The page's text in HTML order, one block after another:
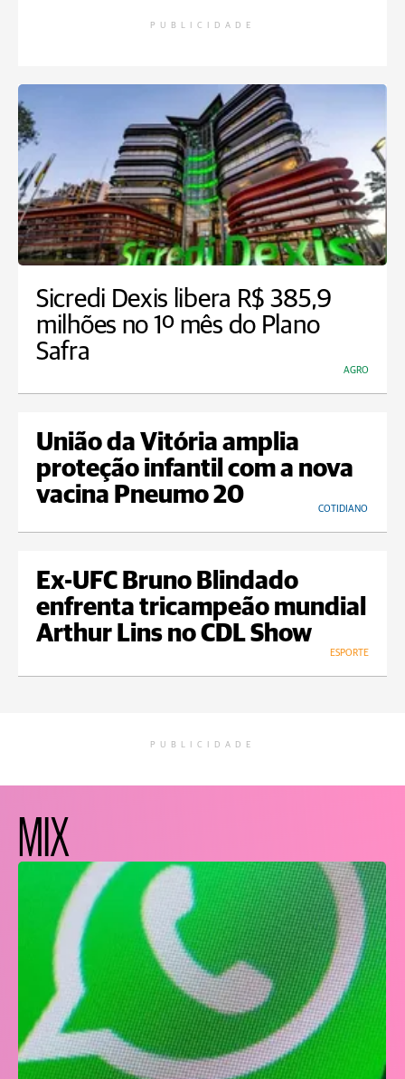
PUBLICIDADE
Sicredi Dexis libera R$ 385,9
milhões no 1º mês do Plano
Safra
AGRO
União da Vitória amplia
proteção infantil com a nova
vacina Pneumo 20
COTIDIANO
Ex-UFC Bruno Blindado
enfrenta tricampeão mundial
Arthur Lins no CDL Show
ESPORTE
PUBLICIDADE
MIX